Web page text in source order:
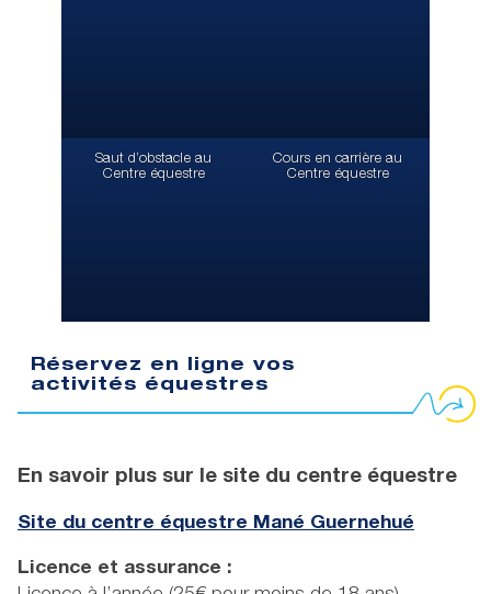
Saut d’obstacle au
Centre équestre
Cours en carrière au
Centre équestre
Réservez en ligne vos
activités équestres
En savoir plus sur le site du centre équestre
Site du centre équestre Mané Guernehué
Licence et assurance :